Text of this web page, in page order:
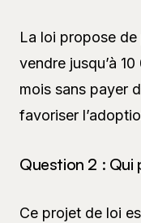
La loi propose
vendre jusqu’à
mois sans payer
favoriser
Question 2 : Qui
Ce projet de loi